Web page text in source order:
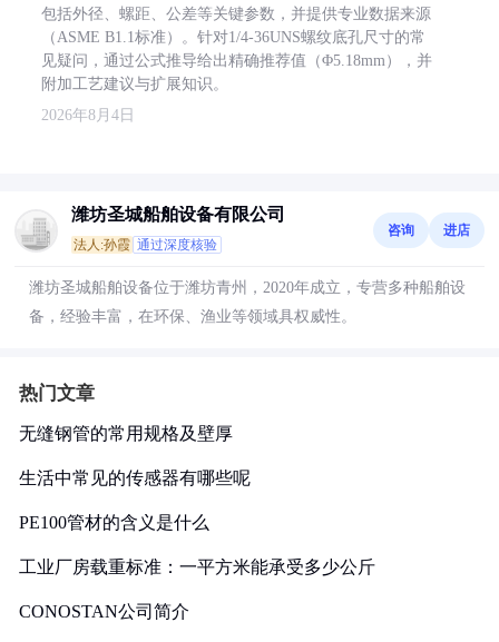
包括外径、螺距、公差等关键参数，并提供专业数据来源
（ASME B1.1标准）。针对1/4-36UNS螺纹底孔尺寸的常
见疑问，通过公式推导给出精确推荐值（Φ5.18mm），并
附加工艺建议与扩展知识。
2026年8月4日
潍坊圣城船舶设备有限公司
法人:孙霞 通过深度核验
咨询 进店
潍坊圣城船舶设备位于潍坊青州，2020年成立，专营多种船舶设
备，经验丰富，在环保、渔业等领域具权威性。
热门文章
无缝钢管的常用规格及壁厚
生活中常见的传感器有哪些呢
PE100管材的含义是什么
工业厂房载重标准：一平方米能承受多少公斤
CONOSTAN公司简介